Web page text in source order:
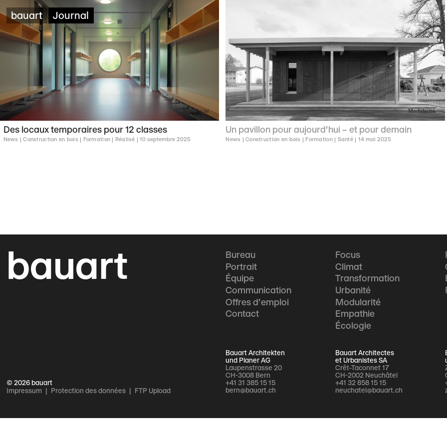
bauart Journal
Modularité
Des locaux temporaires pour 12 classes
News | Construction en bois | Formation | Réalisé | 10 septembre 2025
Modularité
Un pavillon pour aujourd’hui – et pour demain
News | Construction en bois | Formation | Santé | 14 mai 2025
bauart
Bureau
Portrait
Équipe
Communication
Offres d'emploi
Contact
Focus
Climat
Transformation
Urbanité
Modularité
Empathie
Écologie
© 2026 bauart
Impressum
Protection des données FTP Upload
Bauart Architekten
und Planer AG
Laupenstrasse 20
CH-3008 Bern
+41 31 385 15 15
bern@bauart.ch
Bauart Architectes
et Urbanistes SA
Crêt-Taconnet 17
CH-2002 Neuchâtel
+41 32 858 15 15
neuchatel@bauart.ch